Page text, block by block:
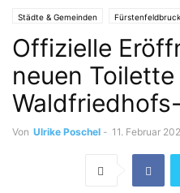
Städte & Gemeinden Fürstenfeldbruck
Offizielle
neuen Toilette
Von Ulrike Poschel - 11. Februar